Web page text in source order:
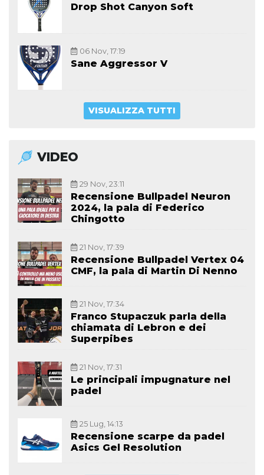
Drop Shot Canyon Soft
06 Nov, 17:19
Sane Aggressor V
VISUALIZZA TUTTI
VIDEO
29 Nov, 23:11
Recensione Bullpadel Neuron
2024, la pala di Federico
Chingotto
21 Nov, 17:39
Recensione Bullpadel Vertex 04
CMF, la pala di Martin Di Nenno
21 Nov, 17:34
Franco Stupaczuk parla della
chiamata di Lebron e dei
Superpibes
21 Nov, 17:31
Le principali impugnature nel
padel
25 Lug, 14:13
Recensione scarpe da padel
Asics Gel Resolution